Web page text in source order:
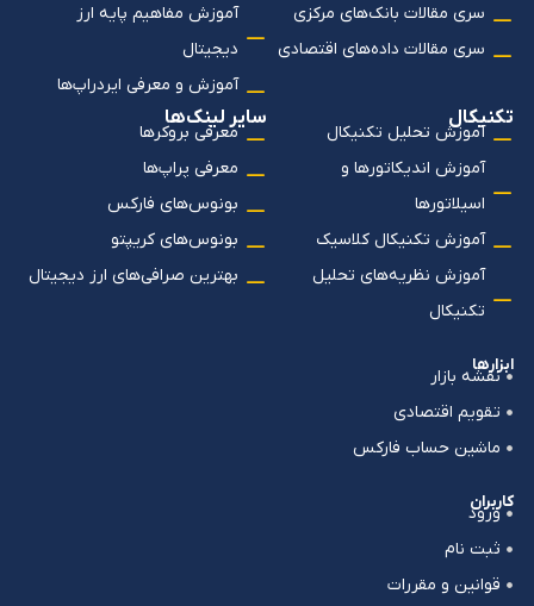
سری مقالات بانک‌های مرکزی
سری مقالات داده‌های اقتصادی
آموزش مفاهیم پایه ارز
دیجیتال
آموزش و معرفی ایردراپ‌ها
تکنیکال
آموزش تحلیل تکنیکال
آموزش اندیکاتورها و
اسیلاتورها
آموزش تکنیکال کلاسیک
آموزش نظریه‌های تحلیل
تکنیکال
سایر لینک‌ها
معرفی بروکرها
معرفی پراپ‌ها
بونوس‌های فارکس
بونوس‌های کریپتو
بهترین صرافی‌های ارز دیجیتال
ابزارها
نقشه بازار
تقویم اقتصادی
ماشین حساب فارکس
کاربران
ورود
ثبت نام
قوانین و مقررات